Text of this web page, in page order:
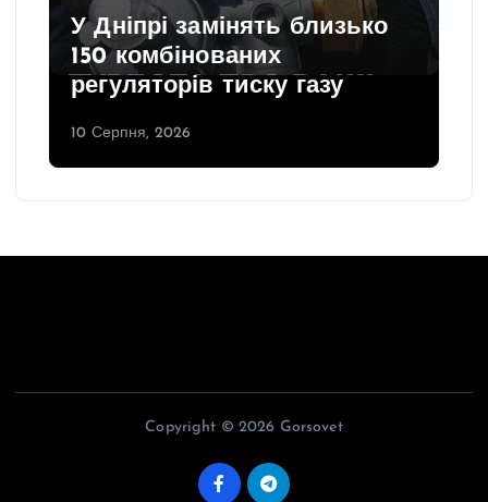
У Дніпрі замінять близько
150 комбінованих
регуляторів тиску газу
10 Серпня, 2026
Copyright © 2026 Gorsovet